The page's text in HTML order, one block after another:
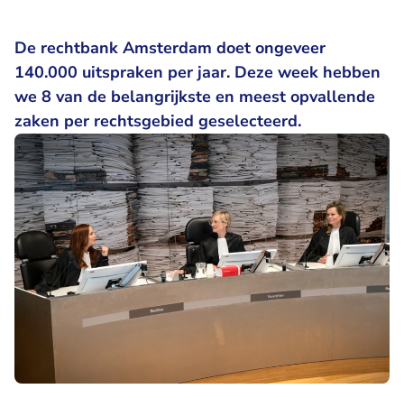
De rechtbank Amsterdam doet ongeveer
140.000 uitspraken per jaar. Deze week hebben
we 8 van de belangrijkste en meest opvallende
zaken per rechtsgebied geselecteerd.